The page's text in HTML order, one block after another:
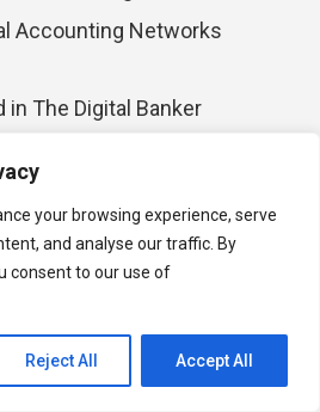
your browsing experience, serve
and analyse our traffic. By
consent to our use of
Reject All Accept All
Accounting Networks
Ringgit (RM / MYR)
Malaysia Service Tax at 8% commencing
bermula 1 March 2024.
Contact